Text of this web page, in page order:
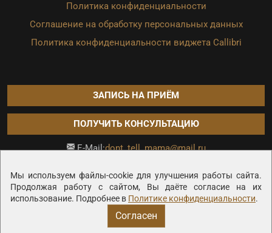
Мы используем файлы-cookie для улучшения работы сайта.
Продолжая работу с сайтом, Вы даёте согласие на их
использование. Подробнее в Политике конфиденциальности.
Согласен
Политика конфиденциальности
Соглашение на обработку персональных данных
Политика конфиденциальности виджета Callibri
ЗАПИСЬ НА ПРИЁМ
ПОЛУЧИТЬ КОНСУЛЬТАЦИЮ
E-Mail:dont_tell_mama@mail.ru